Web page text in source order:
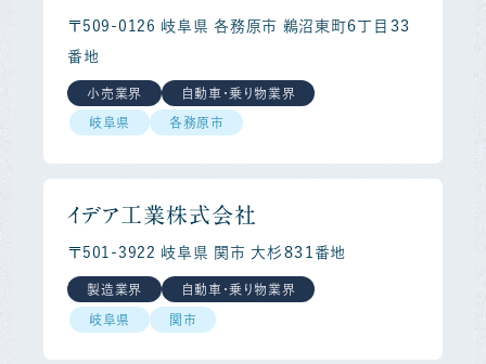
〒509-0126 岐阜県 各務原市 鵜沼東町６丁目３３
番地
小売業界 自動車・乗り物業界
岐阜県 各務原市
イデア工業株式会社
〒501-3922 岐阜県 関市 大杉８３１番地
製造業界 自動車・乗り物業界
岐阜県 関市